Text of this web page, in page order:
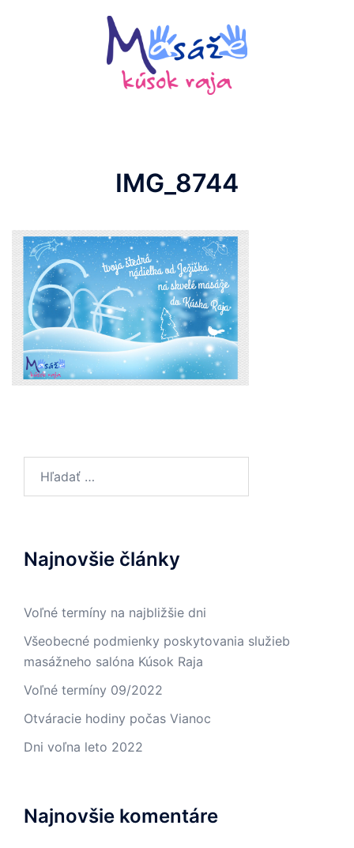
IMG_8744
Najnovšie články
Voľné termíny na najbližšie dni
Všeobecné podmienky poskytovania služieb
masážneho salóna Kúsok Raja
Voľné termíny 09/2022
Otváracie hodiny počas Vianoc
Dni voľna leto 2022
Najnovšie komentáre